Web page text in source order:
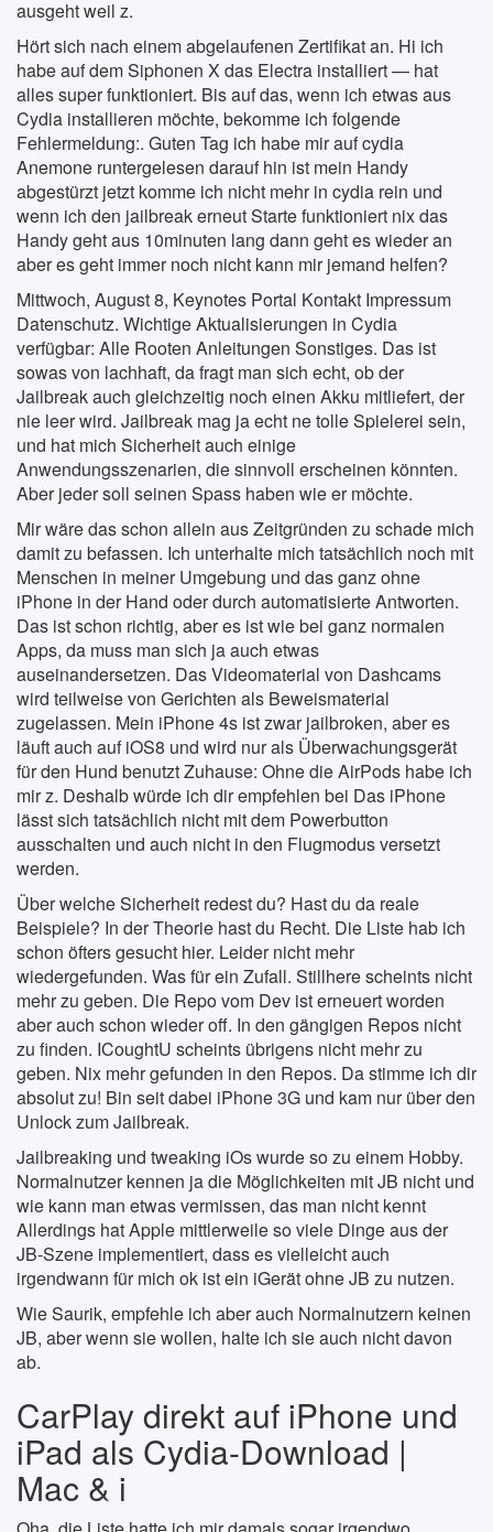
ausgeht weil z.
Hört sich nach einem abgelaufenen Zertifikat an. Hi ich
habe auf dem Siphonen X das Electra installiert — hat
alles super funktioniert. Bis auf das, wenn ich etwas aus
Cydia installieren möchte, bekomme ich folgende
Fehlermeldung:. Guten Tag ich habe mir auf cydia
Anemone runtergelesen darauf hin ist mein Handy
abgestürzt jetzt komme ich nicht mehr in cydia rein und
wenn ich den jailbreak erneut Starte funktioniert nix das
Handy geht aus 10minuten lang dann geht es wieder an
aber es geht immer noch nicht kann mir jemand helfen?
Mittwoch, August 8, Keynotes Portal Kontakt Impressum
Datenschutz. Wichtige Aktualisierungen in Cydia
verfügbar: Alle Rooten Anleitungen Sonstiges. Das ist
sowas von lachhaft, da fragt man sich echt, ob der
Jailbreak auch gleichzeitig noch einen Akku mitliefert, der
nie leer wird. Jailbreak mag ja echt ne tolle Spielerei sein,
und hat mich Sicherheit auch einige
Anwendungsszenarien, die sinnvoll erscheinen könnten.
Aber jeder soll seinen Spass haben wie er möchte.
Mir wäre das schon allein aus Zeitgründen zu schade mich
damit zu befassen. Ich unterhalte mich tatsächlich noch mit
Menschen in meiner Umgebung und das ganz ohne
iPhone in der Hand oder durch automatisierte Antworten.
Das ist schon richtig, aber es ist wie bei ganz normalen
Apps, da muss man sich ja auch etwas
auseinandersetzen. Das Videomaterial von Dashcams
wird teilweise von Gerichten als Beweismaterial
zugelassen. Mein iPhone 4s ist zwar jailbroken, aber es
läuft auch auf iOS8 und wird nur als Überwachungsgerät
für den Hund benutzt Zuhause: Ohne die AirPods habe ich
mir z. Deshalb würde ich dir empfehlen bei Das iPhone
lässt sich tatsächlich nicht mit dem Powerbutton
ausschalten und auch nicht in den Flugmodus versetzt
werden.
Über welche Sicherheit redest du? Hast du da reale
Beispiele? In der Theorie hast du Recht. Die Liste hab ich
schon öfters gesucht hier. Leider nicht mehr
wiedergefunden. Was für ein Zufall. Stillhere scheints nicht
mehr zu geben. Die Repo vom Dev ist erneuert worden
aber auch schon wieder off. In den gängigen Repos nicht
zu finden. ICoughtU scheints übrigens nicht mehr zu
geben. Nix mehr gefunden in den Repos. Da stimme ich dir
absolut zu! Bin seit dabei iPhone 3G und kam nur über den
Unlock zum Jailbreak.
Jailbreaking und tweaking iOs wurde so zu einem Hobby.
Normalnutzer kennen ja die Möglichkeiten mit JB nicht und
wie kann man etwas vermissen, das man nicht kennt
Allerdings hat Apple mittlerweile so viele Dinge aus der
JB-Szene implementiert, dass es vielleicht auch
irgendwann für mich ok ist ein iGerät ohne JB zu nutzen.
Wie Saurik, empfehle ich aber auch Normalnutzern keinen
JB, aber wenn sie wollen, halte ich sie auch nicht davon
ab.
CarPlay direkt auf iPhone und
iPad als Cydia-Download |
Mac & i